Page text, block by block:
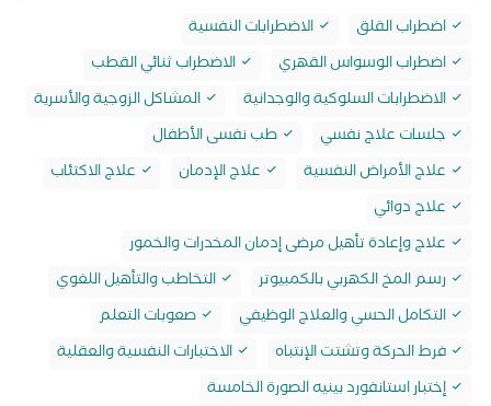
اضطراب القلق
الاضطرابات النفسية
اضطراب الوسواس القهري
الاضطراب ثنائي القطب
الاضطرابات السلوكية والوجدانية
المشاكل الزوجية والأسرية
جلسات علاج نفسي
طب نفسى الأطفال
علاج الأمراض النفسية
علاج الإدمان
علاج الاكتئاب
علاج دوائي
علاج وإعادة تأهيل مرضى إدمان المخدرات والخمور
رسم المخ الكهربي بالكمبيوتر
التخاطب والتأهيل اللغوي
التكامل الحسي والعلاج الوظيفي
صعوبات التعلم
فرط الحركة وتشتت الإنتباه
الاختبارات النفسية والعقلية
إختبار استانفورد بينيه الصورة الخامسة